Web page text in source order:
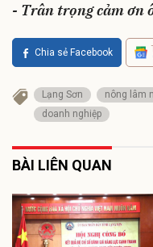
- Trân trọng cảm ơn
Chia sẻ Facebook
Lạng Sơn nông lâm
doanh nghiệp
BÀI LIÊN QUAN